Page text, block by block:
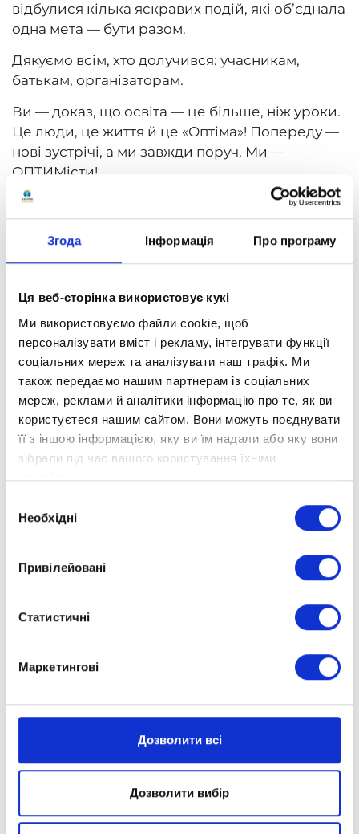
Згода Інформація Про програму
Ця веб-сторінка використовує кукі
Ми використовуємо файли cookie, щоб
персоналізувати вміст і рекламу, інтегрувати функції
соціальних мереж та аналізувати наш трафік. Ми
також передаємо нашим партнерам із соціальних
мереж, реклами й аналітики інформацію про те, як ви
користуєтеся нашим сайтом. Вони можуть поєднувати
її з іншою інформацією, яку ви їм надали або яку вони
зібрали під час вашого користування їхніми
службами.
згоди
Необхідні
Привілейовані
Статистичні
Маркетингові
Дозволити всі
Дозволити вибір
відбулися кілька яскравих подій, які об’єднала
одна мета — бути разом.
Дякуємо всім, хто долучився: учасникам,
батькам, організаторам.
Ви — доказ, що освіта — це більше, ніж уроки.
Це люди, це життя й це «Оптіма»! Попереду —
нові зустрічі, а ми завжди поруч. Ми —
ОПТИМісти!